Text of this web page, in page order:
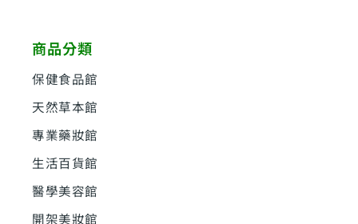
字
:
商品分類
保健食品館
天然草本館
專業藥妝館
生活百貨館
醫學美容館
開架美妝館